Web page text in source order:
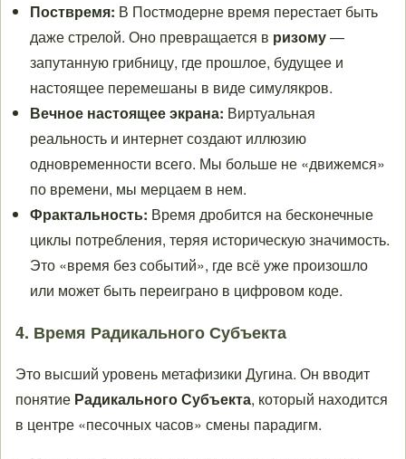
Поствремя: В Постмодерне время перестает быть
даже стрелой. Оно превращается в ризому—
запутанную грибницу, где прошлое, будущее и
настоящее перемешаны в виде симулякров.
Вечное настоящее экрана: Виртуальная
реальность и интернет создают иллюзию
одновременности всего. Мы больше не «движемся»
по времени, мы мерцаем в нем.
Фрактальность: Время дробится на бесконечные
циклы потребления, теряя историческую значимость.
Это «время без событий», где всё уже произошло
или может быть переиграно в цифровом коде.
4. Время Радикального Субъекта
Это высший уровень метафизики Дугина. Он вводит
понятие Радикального Субъекта, который находится
в центре «песочных часов» смены парадигм.